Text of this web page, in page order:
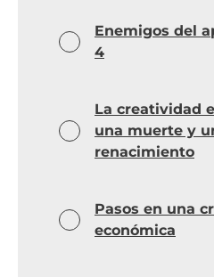
Enemigos del
4
La creatividad
una muerte y
renacimiento
Pasos en una
económica